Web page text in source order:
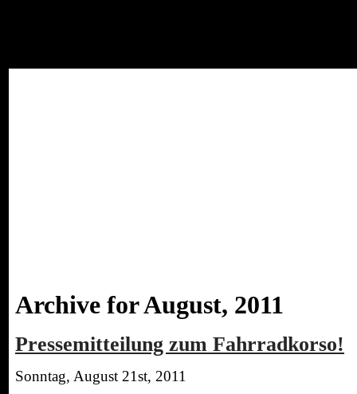
Archive for August, 2011
Pressemitteilung zum Fahrradkorso!
Sonntag, August 21st, 2011